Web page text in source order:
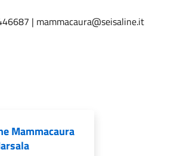
| mammacaura@seisaline.it
Mammacaura